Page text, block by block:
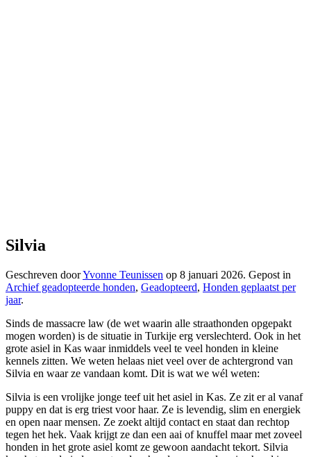
Silvia
Geschreven doorYvonne Teunissen op 8 januari 2026. Gepost in
Archief geadopteerde honden, Geadopteerd, Honden geplaatst per
jaar.
Sinds de massacre law (de wet waarin alle straathonden opgepakt
mogen worden) is de situatie in Turkije erg verslechterd. Ook in het
grote asiel in Kas waar inmiddels veel te veel honden in kleine
kennels zitten. We weten helaas niet veel over de achtergrond van
Silvia en waar ze vandaan komt. Dit is wat we wél weten:
Silvia is een vrolijke jonge teef uit het asiel in Kas. Ze zit er al vanaf
puppy en dat is erg triest voor haar. Ze is levendig, slim en energiek
en open naar mensen. Ze zoekt altijd contact en staat dan rechtop
tegen het hek. Vaak krijgt ze dan een aai of knuffel maar met zoveel
honden in het grote asiel komt ze gewoon aandacht tekort. Silvia